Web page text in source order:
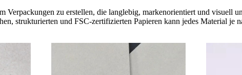
zu erstellen, die langlebig, markenorientiert und visuell
strukturierten und FSC-zertifizierten Papieren kann jedes Material je